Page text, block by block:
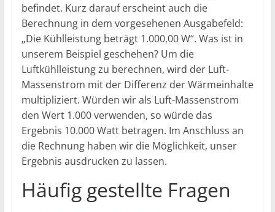
befindet. Kurz darauf erscheint auch die
Berechnung in dem vorgesehenen Ausgabefeld:
„Die Kühlleistung beträgt 1.000,00 W“. Was ist in
unserem Beispiel geschehen? Um die
Luftkühlleistung zu berechnen, wird der Luft-
Massenstrom mit der Differenz der Wärmeinhalte
multipliziert. Würden wir als Luft-Massenstrom
den Wert 1.000 verwenden, so würde das
Ergebnis 10.000 Watt betragen. Im Anschluss an
die Rechnung haben wir die Möglichkeit, unser
Ergebnis ausdrucken zu lassen.
Häufig gestellte Fragen